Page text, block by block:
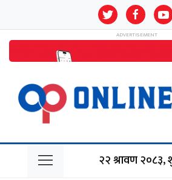
२२ श्रावण २०८३,